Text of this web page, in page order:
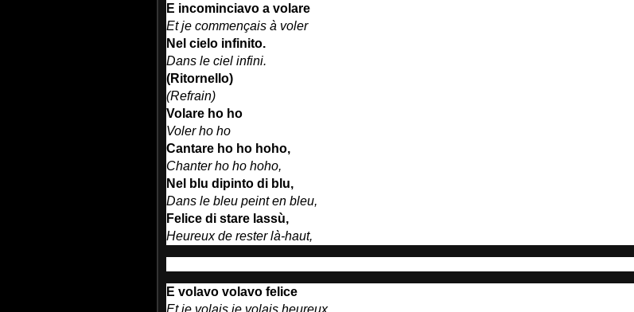
E incominciavo a volare
Et je commençais à voler
Nel cielo infinito.
Dans le ciel infini.
(Ritornello)
(Refrain)
Volare ho ho
Voler ho ho
Cantare ho ho hoho,
Chanter ho ho hoho,
Nel blu dipinto di blu,
Dans le bleu peint en bleu,
Felice di stare lassù,
Heureux de rester là-haut,
E volavo volavo felice
Et je volais je volais heureux